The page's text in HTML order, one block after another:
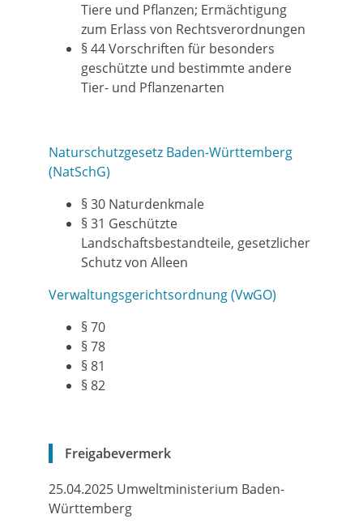
Tiere und Pflanzen; Ermächtigung
zum Erlass von Rechtsverordnungen
§ 44 Vorschriften für besonders
geschützte und bestimmte andere
Tier- und Pflanzenarten
Naturschutzgesetz Baden-Württemberg
(NatSchG)
§ 30 Naturdenkmale
§ 31 Geschützte
Landschaftsbestandteile, gesetzlicher
Schutz von Alleen
Verwaltungsgerichtsordnung (VwGO)
§ 70
§ 78
§ 81
§ 82
Freigabevermerk
25.04.2025 Umweltministerium Baden-
Württemberg